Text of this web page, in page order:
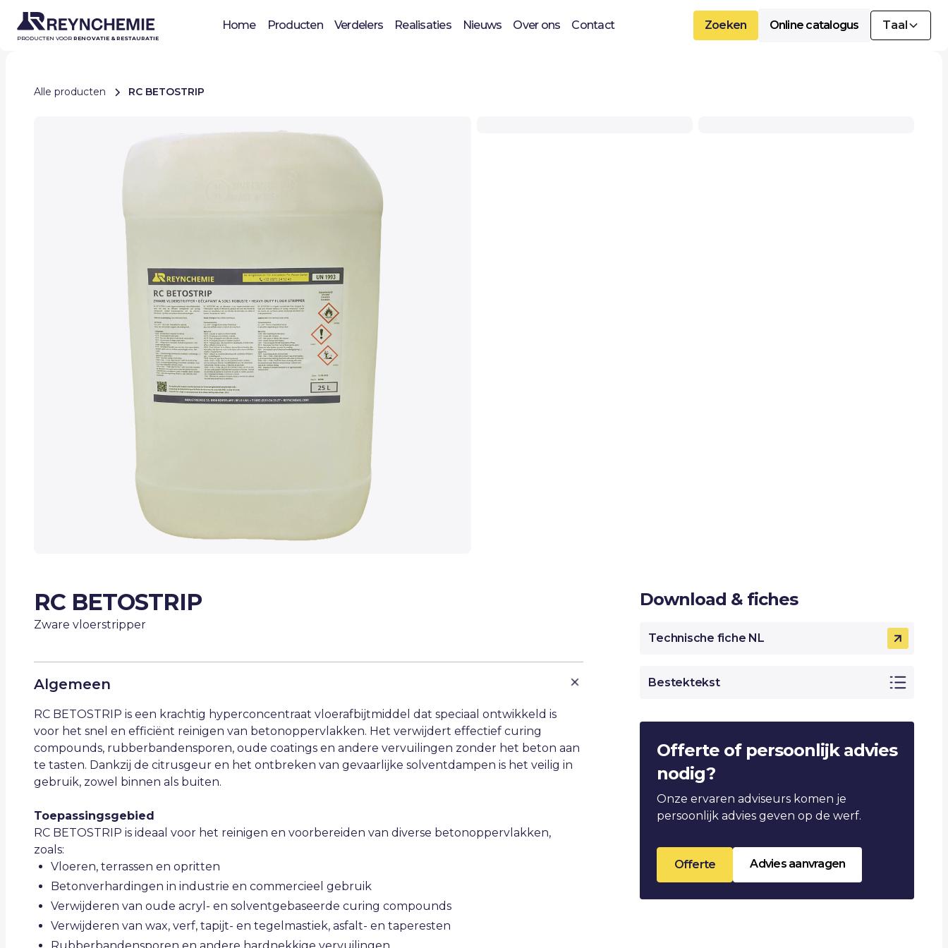
PRODUCTEN VOOR RENOVATIE & RESTAURATIE
Home Producten Verdelers Realisaties Nieuws Over ons Contact Zoeken Online catalogus Taal
Alle producten RC BETOSTRIP
RC BETOSTRIP
Zware vloerstripper
Algemeen
RC BETOSTRIP is een krachtig hyperconcentraat vloerafbijtmiddel dat speciaal ontwikkeld is
voor het snel en efficiënt reinigen van betonoppervlakken. Het verwijdert effectief curing
compounds, rubberbandensporen, oude coatings en andere vervuilingen zonder het beton aan
te tasten. Dankzij de citrusgeur en het ontbreken van gevaarlijke solventdampen is het veilig in
gebruik, zowel binnen als buiten.
Toepassingsgebied
RC BETOSTRIP is ideaal voor het reinigen en voorbereiden van diverse betonoppervlakken,
zoals:
Vloeren, terrassen en opritten
Betonverhardingen in industrie en commercieel gebruik
Verwijderen van oude acryl- en solventgebaseerde curing compounds
Verwijderen van wax, verf, tapijt- en tegelmastiek, asfalt- en taperesten
Download & fiches
Technische fiche NL
Bestektekst
Offerte of persoonlijk advies
nodig?
Onze ervaren adviseurs komen je
persoonlijk advies geven op de werf.
Offerte Advies aanvragen